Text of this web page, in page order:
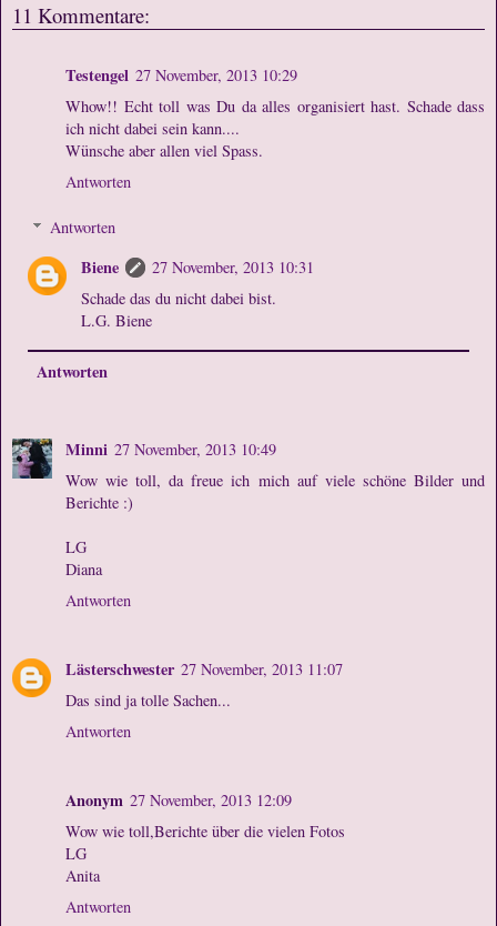
11 Kommentare:
Testengel 27 November, 2013 10:29
Whow!! Echt toll was Du da alles organisiert hast. Schade dass
ich nicht dabei sein kann....
Wünsche aber allen viel Spass.
Antworten
Antworten
Biene
27 November, 2013 10:31
Schade das du nicht dabei bist.
L.G. Biene
Antworten
Minni 27 November, 2013 10:49
Wow wie toll, da freue ich mich auf viele schöne Bilder und
Berichte :)
LG
Diana
Antworten
Lästerschwester 27 November, 2013 11:07
Das sind ja tolle Sachen...
Antworten
Anonym 27 November, 2013 12:09
Wow wie toll,Berichte über die vielen Fotos
LG
Anita
Antworten